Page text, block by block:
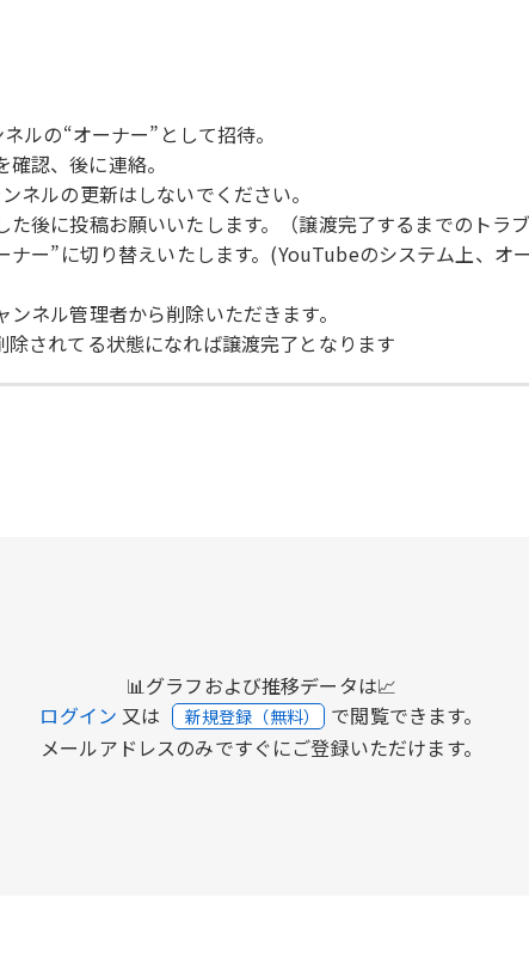
ルの“オーナー”として招待。
認、後に連絡。
ネルの更新はしないでください。
後に投稿お願いいたします。（譲渡完了するまでのトラ
ー”に切り替えいたします。(YouTubeのシステム上、オ
ネル管理者から削除いただきます。
されてる状態になれば譲渡完了となります
📊グラフおよび推移データは📈
ログイン 又は 新規登録（無料） で閲覧できます。
メールアドレスのみですぐにご登録いただけます。